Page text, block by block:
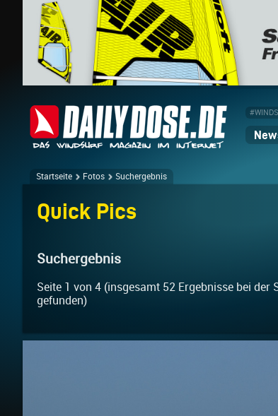
Startseite Fotos Suchergebnis
Quick Pics
Suchergebnis
Seite 1 von 4 (insgesamt 52 Ergebnisse bei der
gefunden)